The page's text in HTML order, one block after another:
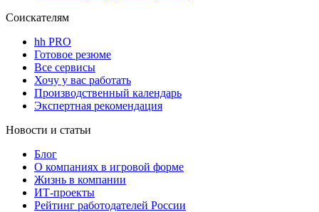
Соискателям
hh PRO
Готовое резюме
Все сервисы
Хочу у вас работать
Производственный календарь
Экспертная рекомендация
Новости и статьи
Блог
О компаниях в игровой форме
Жизнь в компании
ИТ-проекты
Рейтинг работодателей России